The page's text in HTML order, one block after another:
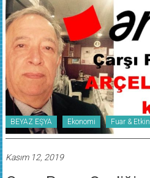
BEYAZ EŞYA Ekonomi Fuar &
Kasım 12, 2019